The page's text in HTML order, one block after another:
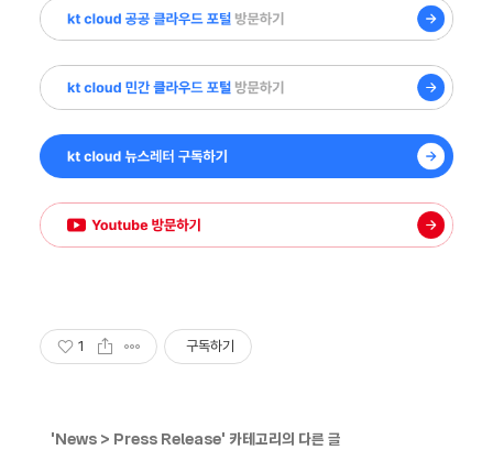
1 구독하기
'News > Press Release' 카테고리의 다른 글